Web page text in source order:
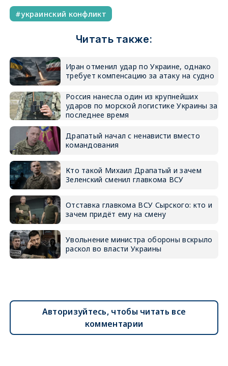
украинский конфликт
Читать также:
Иран отменил удар по Украине, однако
требует компенсацию за атаку на судно
Россия нанесла один из крупнейших
ударов по морской логистике Украины за
последнее время
Драпатый начал с ненависти вместо
командования
Кто такой Михаил Драпатый и зачем
Зеленский сменил главкома ВСУ
Отставка главкома ВСУ Сырского: кто и
зачем придёт ему на смену
Увольнение министра обороны вскрыло
раскол во власти Украины
Авторизуйтесь, чтобы читать все
комментарии